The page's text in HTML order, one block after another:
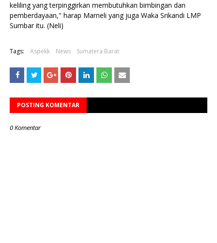
keliling yang terpinggirkan membutuhkan bimbingan dan
pemberdayaan," harap Marneli yang juga Waka Srikandi LMP
Sumbar itu. (Neli)
Tags: Aspekk News Sumatera Barat
POSTING KOMENTAR
0 Komentar